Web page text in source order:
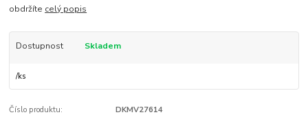
obdržíte celý popis
Dostupnost Skladem
/ks
Číslo produktu: DKMV27614